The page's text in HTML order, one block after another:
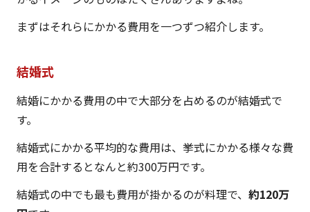
まずはそれらにかかる費用を一つずつ紹介します。
結婚式
結婚にかかる費用の中で大部分を占めるのが結婚式で
す。
結婚式にかかる平均的な費用は、挙式にかかる様々な費
用を合計するとなんと約300万円です。
結婚式の中でも最も費用が掛かるのが料理で、 約120万